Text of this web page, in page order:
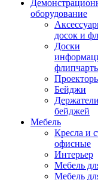
оборудование
досок и
Доски
Бейджи
бейджей
Мебель
Кресла и
офисные
Интерьер
Мебель
Мебель